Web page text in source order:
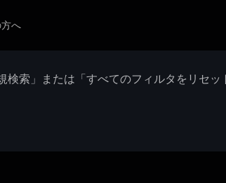
へ
索」または「すべてのフィルタをリセ